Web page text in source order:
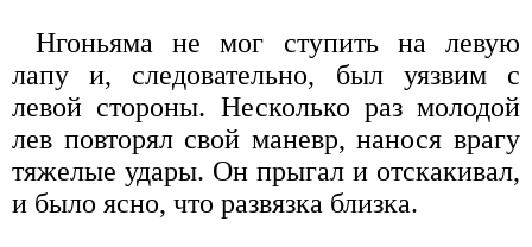
Нгоньяма не мог ступить на левую
лапу и, следовательно, был уязвим с
левой стороны. Несколько раз молодой
лев повторял свой маневр, нанося врагу
тяжелые удары. Он прыгал и отскакивал,
и было ясно, что развязка близка.